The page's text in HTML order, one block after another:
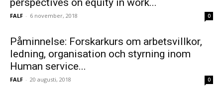
FALF - 6 november, 2018 0
Påminnelse: Forskarkurs om arbetsvillkor,
ledning, organisation och styrning inom
Human service...
FALF - 20 augusti, 2018 0